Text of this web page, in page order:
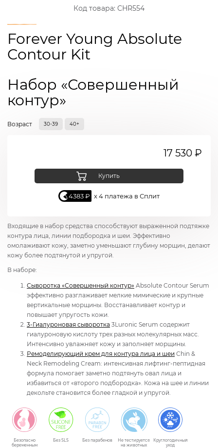
Код товара: CHR554
Forever Young Absolute
Contour Kit
Набор «Совершенный
контур»
Возраст 30-39 40+
17 530 ₽
Купить
4383 ₽ x 4 платежа в Сплит
Входящие в набор средства способствуют выраженной подтяжке
контура лица, линии подбородка и шеи. Эффективно
омолаживают кожу, заметно уменьшают глубину морщин, делают
кожу более подтянутой и упругой.
В наборе:
Сыворотка «Совершенный контур» Absolute Contour Serum
эффективно разглаживает мелкие мимические и крупные
вертикальные морщины. Восстанавливает контур и
повышает упругость кожи.
3-Гиалуроновая сыворотка 3Luronic Serum содержит
гиалуроновую кислоту трех разных молекулярных масс.
Интенсивно увлажняет кожу и заполняет морщины.
Ремоделирующий крем для контура лица и шеи Chin &
Neck Remodeling Cream: интенсивная лифтинг-пептидная
формула помогает заметно подтянуть овал лица и
избавиться от «второго подбородка». Кожа на шее и линии
декольте становится более гладкой и упругой.
Безопасно
беременным
Без SLS Без парабенов
Не тестируется
на животных
Круглогодичный
уход